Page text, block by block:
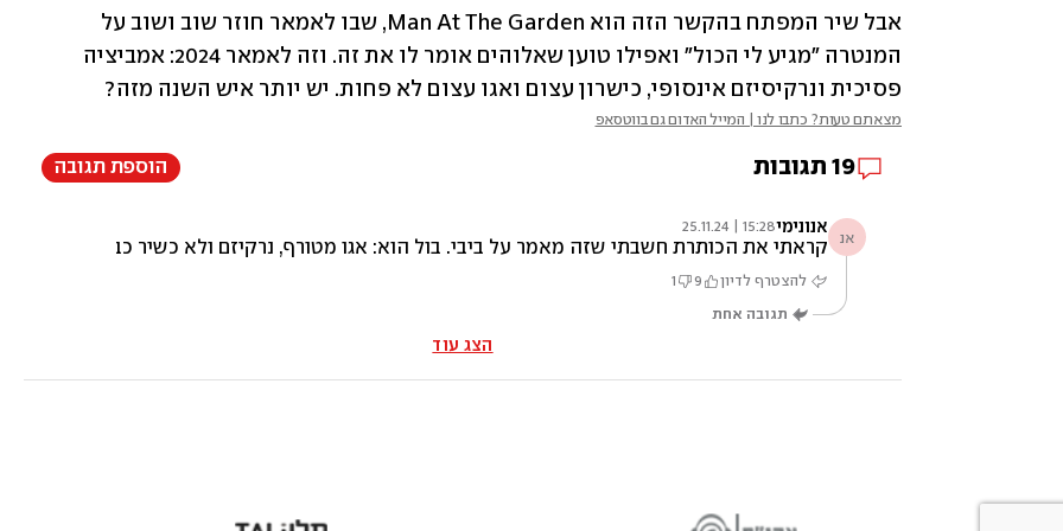
פסיכית ונרקיסיזם אינסופי, כישרון עצום ואגו עצום לא פחות. יש יותר איש השנה מזה?
מצאתם טעות? כתבו לנו | המייל האדום גם בווטסאפ
19 תגובות הוספת תגובה
אנ אנונימי15:28 | 25.11.24
קראתי את הכותרת חשבתי שזה מאמר על ביבי. בול הוא: אגו מטורף, נרקיזם ולא כשיר כבר ומחריב את
להצטרף לדיון 9
1
תגובה אחת
הצג עוד